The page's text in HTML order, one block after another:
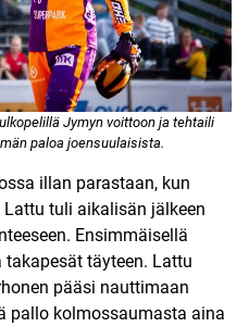
Jymyn voittoon ja tehtaili
paloa joensuulaisista.
illan parastaan, kun
tuli aikalisän jälkeen
Ensimmäisellä
täyteen. Lattu
pääsi nauttimaan
pallo kolmossaumasta aina